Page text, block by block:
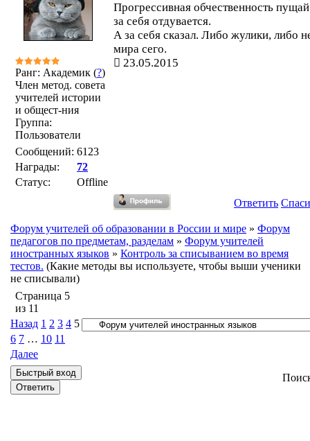
Ранг: Академик (?)
Член метод. совета
учителей истории
и общест-ния
Группа:
Пользователи
Сообщений: 6123
Награды:
72
Статус:
Offline
Прогрессивная обчественность
за себя отдувается.
А за себя сказал. Либо жулики, либо
мира сего.
23.05.2015
Ответить
Форум учителей об образовании в России и мире » Форум
педагогов по предметам, разделам » Форум учителей
иностранных языков » Контроль за списыванием во время
тестов. (Какие методы вы используете, чтобы выши ученики
не списывали)
Страница 5
из 11
Назад 1 2 3 4 5
6 7 … 10 11
Далее